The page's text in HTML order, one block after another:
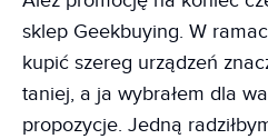
sklep Geekbuying. W
kupić szereg urządzeń
taniej, a ja wybrałem dla
propozycje. Jedną